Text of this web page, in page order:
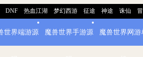
DNF 热血江湖 梦幻西游 征途 神途 诛仙
世界端游源 魔兽世界手游源 魔兽世界网游